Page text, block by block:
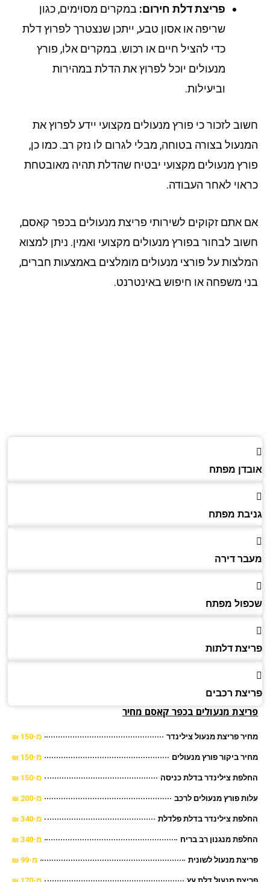
פריצת דלת חירום:במקרים מסוימים, כגון
שריפה או אסון טבע, ייתכן שנצטרך לפרוץ דלת
כדי להציל חיים או רכוש. במקרים אלו, פורץ
מנעולים יוכל לפרוץ את הדלת במהירות
וביעילות.
לזכור כי פורץ מנעולים מקצועי יידע לפרוץ את
בצורה בטוחה, מבלי לגרום לו נזק רב. כמו כן,
מנעולים מקצועי יבטיח שהדלת תהיה מאובטחת
לאחר העבודה.
אתם זקוקים לשירותי פריצת מנעולים בכפר קאסם,
לבחור בפורץ מנעולים מקצועי ואמין. ניתן למצוא
על פורצי מנעולים מומלצים באמצעות חברים,
משפחה או חיפוש באינטרנט.
מפתח
מפתח
דירה
מפתח
דלתות
רכבים
מנעולים בכפר קאסם מחיר
פריצת מנעול צילינדר מ-150 ₪
ביקור פורץ מנעולים מ-150 ₪
צילינדר בדלת כניסה מ-150 ₪
פורץ מנעולים לרכב מ-200 ₪
צילינדר בדלת פלדלת מ-340 ₪
מנגנון רב בריח מ-340 ₪
מנעול לשונית מ-99 ₪